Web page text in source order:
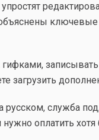
гифками,
загрузить
русском, служба
оплатить